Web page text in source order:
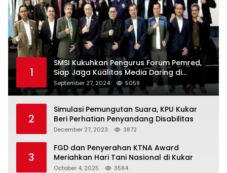
1
SMSI Kukuhkan Pengurus Forum Pemred,
Siap Jaga Kualitas Media Daring di
Indonesia
September 27, 2024 5059
2
Simulasi Pemungutan Suara, KPU Kukar
Beri Perhatian Penyandang Disabilitas
December 27, 2023 3872
3
FGD dan Penyerahan KTNA Award
Meriahkan Hari Tani Nasional di Kukar
October 4, 2025 3584